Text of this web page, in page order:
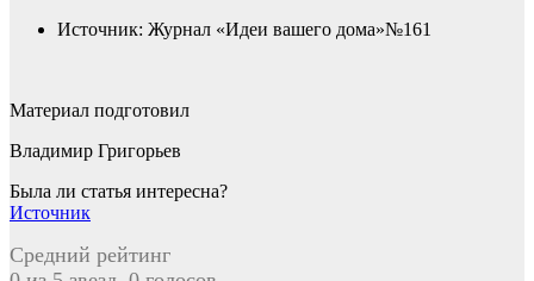
Источник: Журнал «Идеи вашего дома»№161
Материал подготовил
Владимир Григорьев
Была ли статья интересна?
Источник
Средний рейтинг